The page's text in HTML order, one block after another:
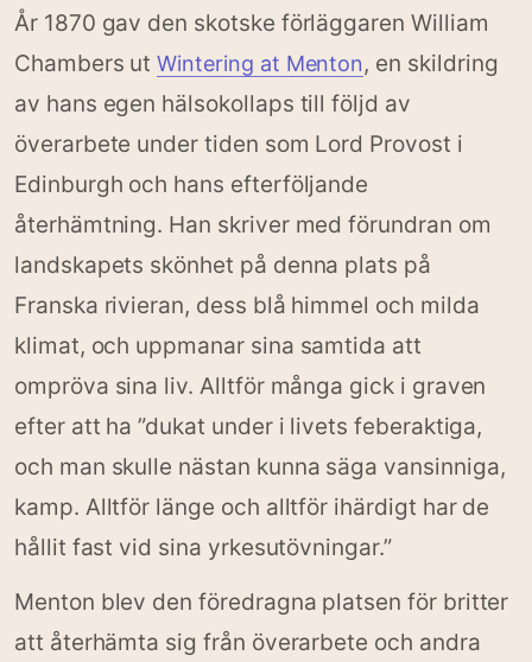
År 1870 gav den skotske förläggaren William
Chambers utWintering at Menton, en skildring
av hans egen hälsokollaps till följd av
överarbete under tiden som Lord Provost i
Edinburgh och hans efterföljande
återhämtning. Han skriver med förundran om
landskapets skönhet på denna plats på
Franska rivieran, dess blå himmel och milda
klimat, och uppmanar sina samtida att
ompröva sina liv. Alltför många gick i graven
efter att ha ”dukat under i livets feberaktiga,
och man skulle nästan kunna säga vansinniga,
kamp. Alltför länge och alltför ihärdigt har de
hållit fast vid sina yrkesutövningar.”
Menton blev den föredragna platsen för britter
att återhämta sig från överarbete och andra